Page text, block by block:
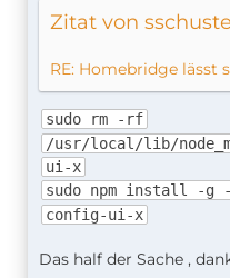
Zitat von sschuste
RE: Homebridge lässt
sudo rm -rf
/usr/local/lib/
ui-x
sudo npm install -g
config-ui-x
Das half der Sache ,